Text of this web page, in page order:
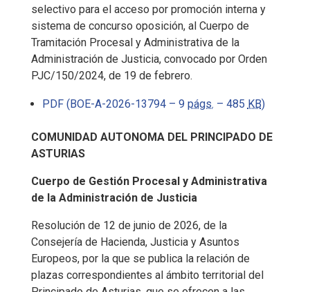
selectivo para el acceso por promoción interna y
sistema de concurso oposición, al Cuerpo de
Tramitación Procesal y Administrativa de la
Administración de Justicia, convocado por Orden
PJC/150/2024, de 19 de febrero.
PDF (BOE-A-2026-13794 – 9 págs. – 485 KB)
COMUNIDAD AUTONOMA DEL PRINCIPADO DE
ASTURIAS
Cuerpo de Gestión Procesal y Administrativa
de la Administración de Justicia
Resolución de 12 de junio de 2026, de la
Consejería de Hacienda, Justicia y Asuntos
Europeos, por la que se publica la relación de
plazas correspondientes al ámbito territorial del